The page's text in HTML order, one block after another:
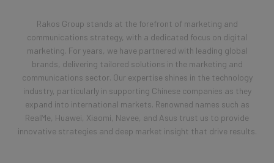
Rakos Group stands at the forefront of marketing and
communications strategy, with a dedicated focus on digital
marketing. For years, we have partnered with leading global
brands, delivering tailored solutions in the marketing and
communications sector. Our expertise shines in the technology
industry, particularly in supporting Chinese companies as they
expand into international markets. Renowned names such as
RealMe, Huawei, Xiaomi, Navee, and Asus trust us to provide
innovative strategies and deep market insight that drive results.